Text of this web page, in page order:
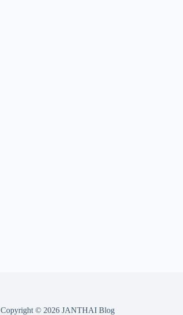
Copyright © 2026 JANTHAI Blog